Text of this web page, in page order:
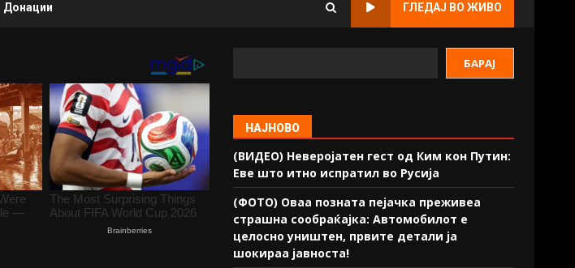
Донации ГЛЕДАЈ ВО ЖИВО
БАРАЈ
НАЈНОВО
(ВИДЕО) Неверојатен гест од Ким кон Путин:
Еве што итно испратил во Русија
(ФОТО) Оваа позната пејачка преживеа
страшна сообраќајка: Автомобилот е
целосно уништен, првите детали ја
шокираа јавноста!